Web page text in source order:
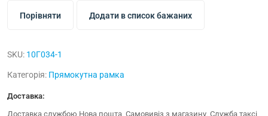
Порівняти Додати в список бажаних
SKU: 10Г034-1
Категорія: Прямокутна рамка
Доставка:
Доставка службою Нова пошта, Самовивіз з магазину, Служба таксі